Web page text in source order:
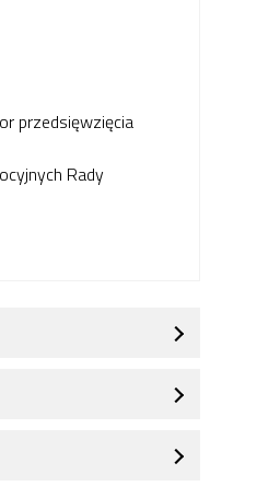
przedsięwzięcia
Rady